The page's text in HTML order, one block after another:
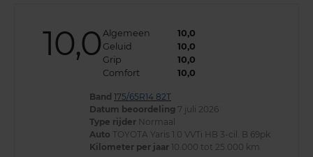
10,0 Algemeen
10,0
Geluid
10,0
Grip
10,0
Comfort
10,0
Band 175/65R14 82T
Datum beoordeling 7 juli 2026
Type rijder Normaal
Auto TOYOTA Yaris 1.0 VVTi HB 3-cil. B 69pk
Kilometer per jaar 10.000 tot 25.000 km